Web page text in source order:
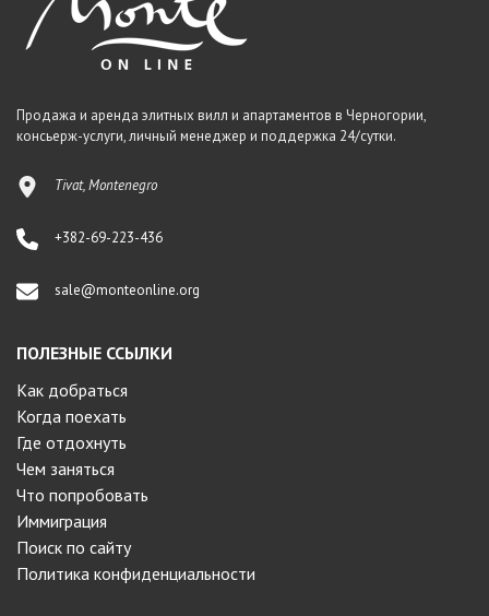
Продажа и аренда элитных вилл и апартаментов в Черногории,
консьерж-услуги, личный менеджер и поддержка 24/сутки.
Tivat, Montenegro
+382-69-223-436
sale@monteonline.org
ПОЛЕЗНЫЕ ССЫЛКИ
Как добраться
Когда поехать
Где отдохнуть
Чем заняться
Что попробовать
Иммиграция
Поиск по сайту
Политика конфиденциальности